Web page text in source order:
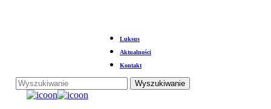
Luksus
Aktualności
Kontakt
Wyszukiwanie
Zamknij